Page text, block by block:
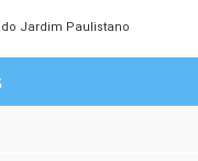
Jardim Paulistano